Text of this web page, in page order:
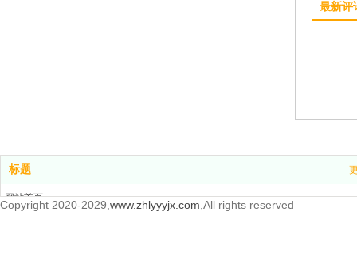
最新评
标题
网站首页
Copyright 2020-2029, www.zhlyyyjx.com ,All rights reserved